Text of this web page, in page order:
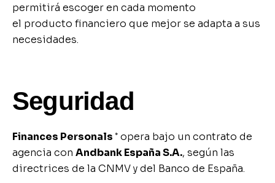
permitirá escoger en cada momento
el producto financiero que mejor se adapta a sus
necesidades.
Seguridad
Finances Personals * opera bajo un contrato de
agencia con Andbank España S.A., según las
directrices de la CNMV y del Banco de España.